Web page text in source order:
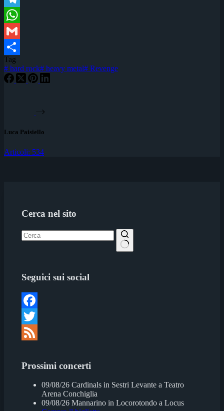
Telegram
WhatsApp
Gmail
Condividi
Tag
# hard rock# heavy metal# Revenge
Luca Paisiello
Articoli: 534
Cerca nel sito
Seguici sui social
Facebook
Twitter
Prossimi concerti
09/08/26 Cardinals in Sestri Levante a Teatro
Arena Conchiglia
09/08/26 Mannarino in Locorotondo a Locus